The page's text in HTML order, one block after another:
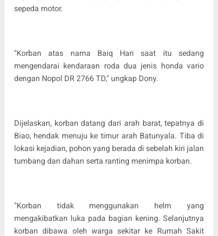
sepeda motor.
"Korban atas nama Baiq Hari saat itu sedang
mengendarai kendaraan roda dua jenis honda vario
dengan Nopol DR 2766 TD," ungkap Dony.
Dijelaskan, korban datang dari arah barat, tepatnya di
Biao, hendak menuju ke timur arah Batunyala. Tiba di
lokasi kejadian, pohon yang berada di sebelah kiri jalan
tumbang dan dahan serta ranting menimpa korban.
"Korban tidak menggunakan helm yang
mengakibatkan luka pada bagian kening. Selanjutnya
korban dibawa oleh warga sekitar ke Rumah Sakit